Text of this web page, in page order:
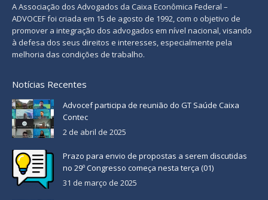
A Associação dos Advogados da Caixa Econômica Federal –
ADVOCEF foi criada em 15 de agosto de 1992, com o objetivo de
promover a integração dos advogados em nível nacional, visando
à defesa dos seus direitos e interesses, especialmente pela
melhoria das condições de trabalho.
Notícias Recentes
Advocef participa de reunião do GT Saúde Caixa
Contec
2 de abril de 2025
Prazo para envio de propostas a serem discutidas
no 29º Congresso começa nesta terça (01)
31 de março de 2025